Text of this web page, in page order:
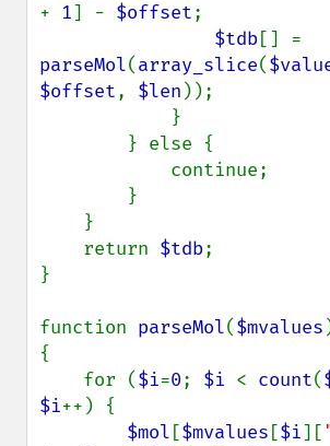
+ 1] - $offset;
$tdb
parseMol(array_slice(
$offset, $len ));
    return
$tdb;
}
function parseMol($mvalues
{
    for (
$i=0; $i < count(
$i++) {
$mol [$mvalues [$i][